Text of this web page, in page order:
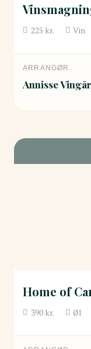
225 kr. Vin
ARRANGØR
Annisse
Home of
390kr. Øl